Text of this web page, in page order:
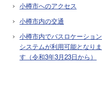
小樽市へのアクセス
小樽市内の交通
小樽市内でバスロケーション
システムが利用可能となりま
す（令和3年3月23日から）